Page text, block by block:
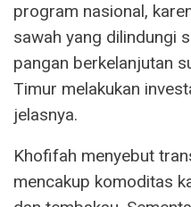
program nasional,
sawah yang dilindungi
pangan berkelanjutan
Timur melakukan
jelasnya.
Khofifah menyebut
mencakup komoditas